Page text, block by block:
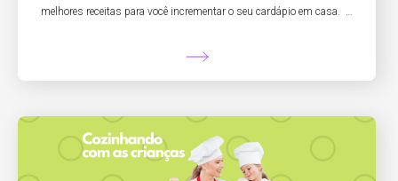
melhores receitas para você incrementar o seu cardápio em casa. …